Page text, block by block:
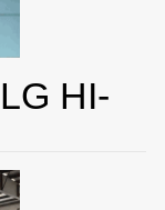
HI-